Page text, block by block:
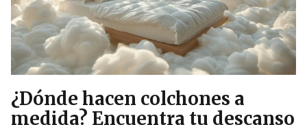
¿Dónde hacen colchones a
medida? Encuentra tu descanso